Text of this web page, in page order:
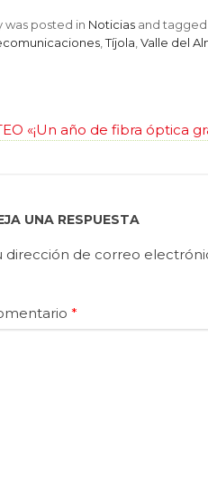
was posted in Noticiasand tagged
,Tíjola Valle del
«¡Un año de fibra óptica
UNA RESPUESTA
dirección de correo
*